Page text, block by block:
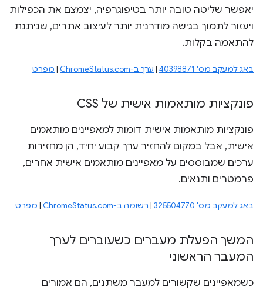
יאפשר שליטה טובה יותר בטיפוגרפיה, יצמצם את הכפילות
ויעזור לתמוך בגישה מודרנית יותר לעיצוב אתרים, שניתנת
להתאמה בקלות.
באג למעקב מס' 40398871 | ערך ב-ChromeStatus.com | מפרט
פונקציות מותאמות אישית של CSS
פונקציות מותאמות אישית דומות למאפיינים מותאמים
אישית, אבל במקום להחזיר ערך קבוע יחיד, הן מחזירות
ערכים שמבוססים על מאפיינים מותאמים אישית אחרים,
פרמטרים ותנאים.
באג למעקב מס' 325504770 | רשומה ב-ChromeStatus.com | מפרט
המשך הפעלת מעברים כשעוברים לערך
המעבר הראשוני
כשמאפיינים שקשורים למעבר משתנים, הם אמורים